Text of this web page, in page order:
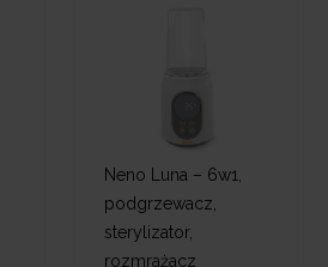
Neno Luna – 6w1,
podgrzewacz,
sterylizator,
rozmrażacz